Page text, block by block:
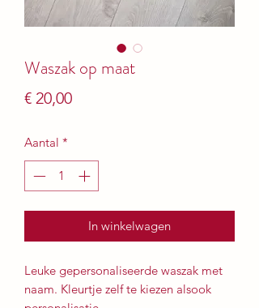
Waszak op maat
€ 20,00Prijs
Aantal *
In winkelwagen
Leuke gepersonaliseerde waszak met
naam. Kleurtje zelf te kiezen alsook